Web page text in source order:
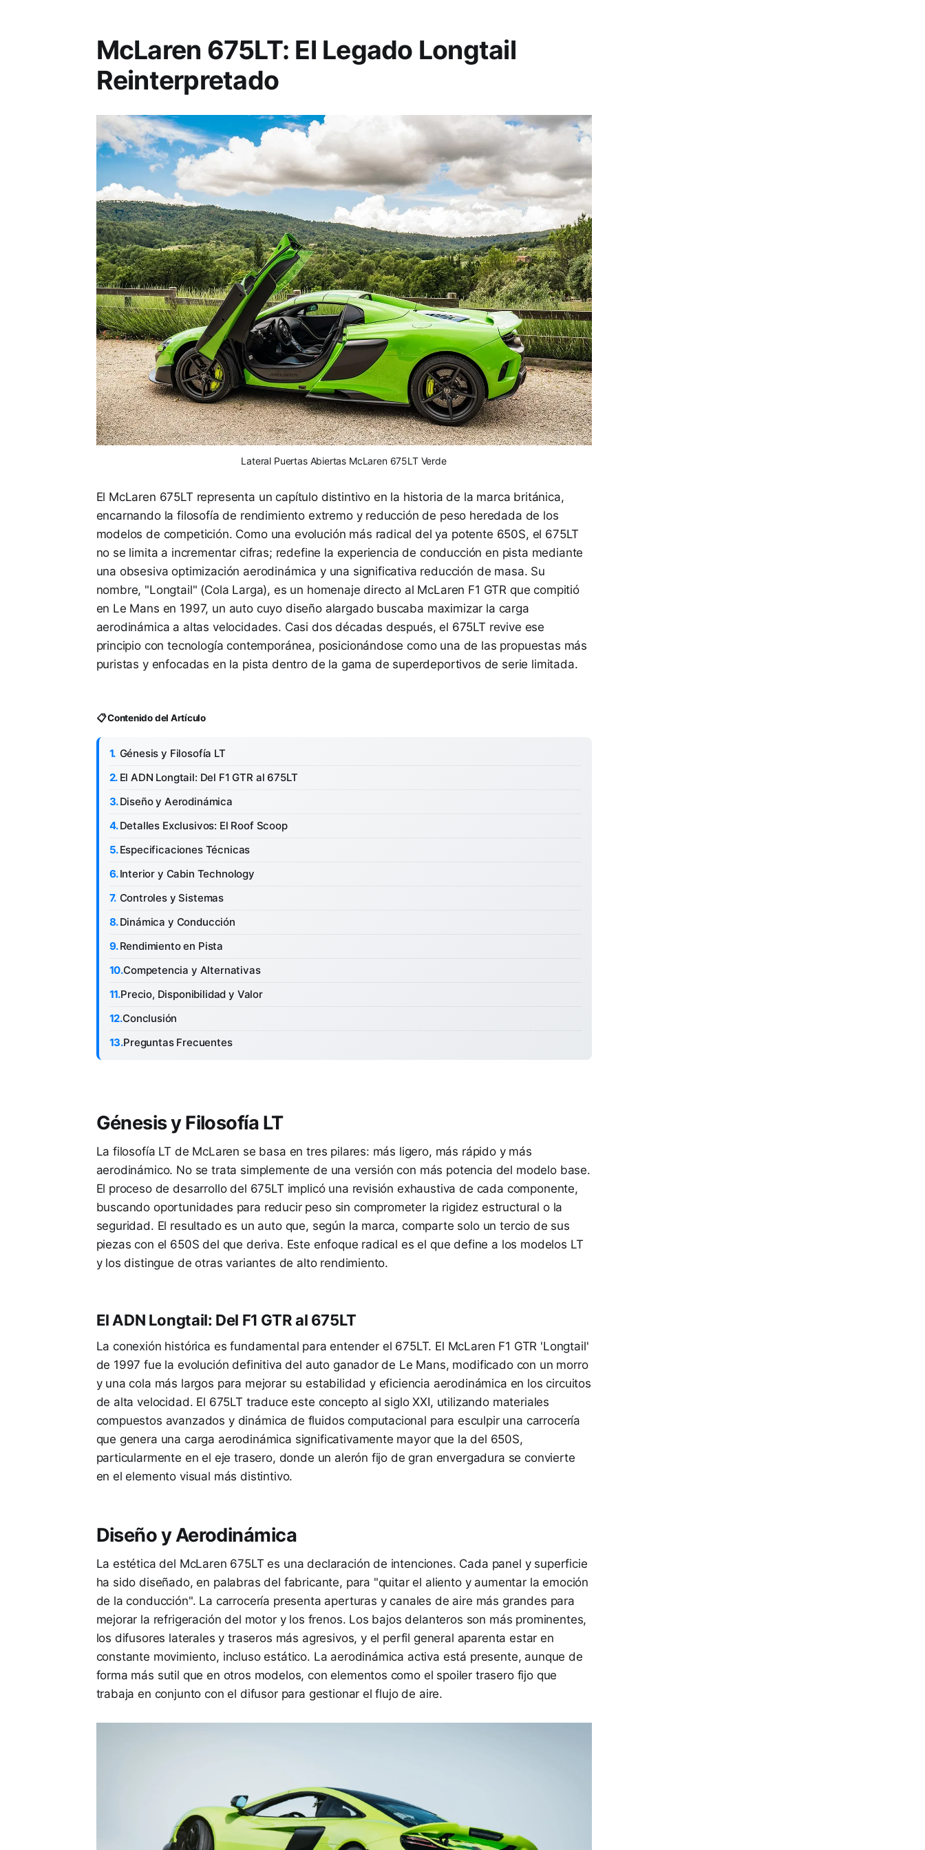
McLaren 675LT: El Legado Longtail
Reinterpretado
Lateral Puertas Abiertas McLaren 675LT Verde
El McLaren 675LT representa un capítulo distintivo en la historia de la marca británica,
encarnando la filosofía de rendimiento extremo y reducción de peso heredada de los
modelos de competición. Como una evolución más radical del ya potente 650S, el 675LT
no se limita a incrementar cifras; redefine la experiencia de conducción en pista mediante
una obsesiva optimización aerodinámica y una significativa reducción de masa. Su
nombre, "Longtail" (Cola Larga), es un homenaje directo al McLaren F1 GTR que compitió
en Le Mans en 1997, un auto cuyo diseño alargado buscaba maximizar la carga
aerodinámica a altas velocidades. Casi dos décadas después, el 675LT revive ese
principio con tecnología contemporánea, posicionándose como una de las propuestas más
puristas y enfocadas en la pista dentro de la gama de superdeportivos de serie limitada.
📋 Contenido del Artículo
Génesis y Filosofía LT
El ADN Longtail: Del F1 GTR al 675LT
Diseño y Aerodinámica
Detalles Exclusivos: El Roof Scoop
Especificaciones Técnicas
Interior y Cabin Technology
Controles y Sistemas
Dinámica y Conducción
Rendimiento en Pista
Competencia y Alternativas
Precio, Disponibilidad y Valor
Conclusión
Preguntas Frecuentes
Génesis y Filosofía LT
La filosofía LT de McLaren se basa en tres pilares: más ligero, más rápido y más
aerodinámico. No se trata simplemente de una versión con más potencia del modelo base.
El proceso de desarrollo del 675LT implicó una revisión exhaustiva de cada componente,
buscando oportunidades para reducir peso sin comprometer la rigidez estructural o la
seguridad. El resultado es un auto que, según la marca, comparte solo un tercio de sus
piezas con el 650S del que deriva. Este enfoque radical es el que define a los modelos LT
y los distingue de otras variantes de alto rendimiento.
El ADN Longtail: Del F1 GTR al 675LT
La conexión histórica es fundamental para entender el 675LT. El McLaren F1 GTR 'Longtail'
de 1997 fue la evolución definitiva del auto ganador de Le Mans, modificado con un morro
y una cola más largos para mejorar su estabilidad y eficiencia aerodinámica en los circuitos
de alta velocidad. El 675LT traduce este concepto al siglo XXI, utilizando materiales
compuestos avanzados y dinámica de fluidos computacional para esculpir una carrocería
que genera una carga aerodinámica significativamente mayor que la del 650S,
particularmente en el eje trasero, donde un alerón fijo de gran envergadura se convierte
en el elemento visual más distintivo.
Diseño y Aerodinámica
La estética del McLaren 675LT es una declaración de intenciones. Cada panel y superficie
ha sido diseñado, en palabras del fabricante, para "quitar el aliento y aumentar la emoción
de la conducción". La carrocería presenta aperturas y canales de aire más grandes para
mejorar la refrigeración del motor y los frenos. Los bajos delanteros son más prominentes,
los difusores laterales y traseros más agresivos, y el perfil general aparenta estar en
constante movimiento, incluso estático. La aerodinámica activa está presente, aunque de
forma más sutil que en otros modelos, con elementos como el spoiler trasero fijo que
trabaja en conjunto con el difusor para gestionar el flujo de aire.